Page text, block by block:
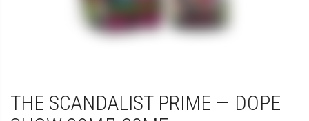
THE SCANDALIST PRIME — DOPE